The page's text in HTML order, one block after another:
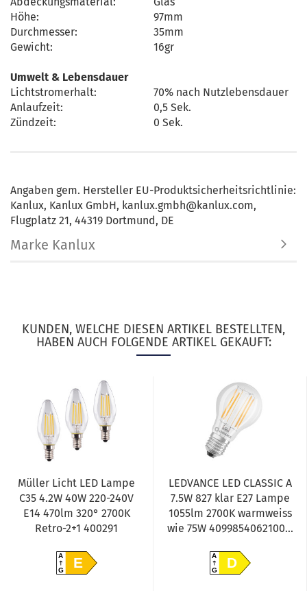
Höhe:
97mm
Durchmesser:
35mm
Gewicht:
16gr
Umwelt & Lebensdauer
Lichtstromerhalt:
70% nach Nutzlebensdauer
Anlaufzeit:
0,5 Sek.
Zündzeit:
0 Sek.
Angaben gem. Hersteller EU-Produktsicherheitsrichtlinie:
Kanlux, Kanlux GmbH, kanlux.gmbh@kanlux.com,
Flugplatz 21, 44319 Dortmund, DE
Marke Kanlux
KUNDEN, WELCHE DIESEN ARTIKEL BESTELLTEN,
HABEN AUCH FOLGENDE ARTIKEL GEKAUFT:
Müller Licht LED Lampe
C35 4.2W 40W 220-240V
E14 470lm 320° 2700K
Retro-2+1 400291
A
GE
LEDVANCE LED CLASSIC A
7.5W 827 klar E27 Lampe
1055lm 2700K warmweiss
wie 75W 4099854062100...
A
GD